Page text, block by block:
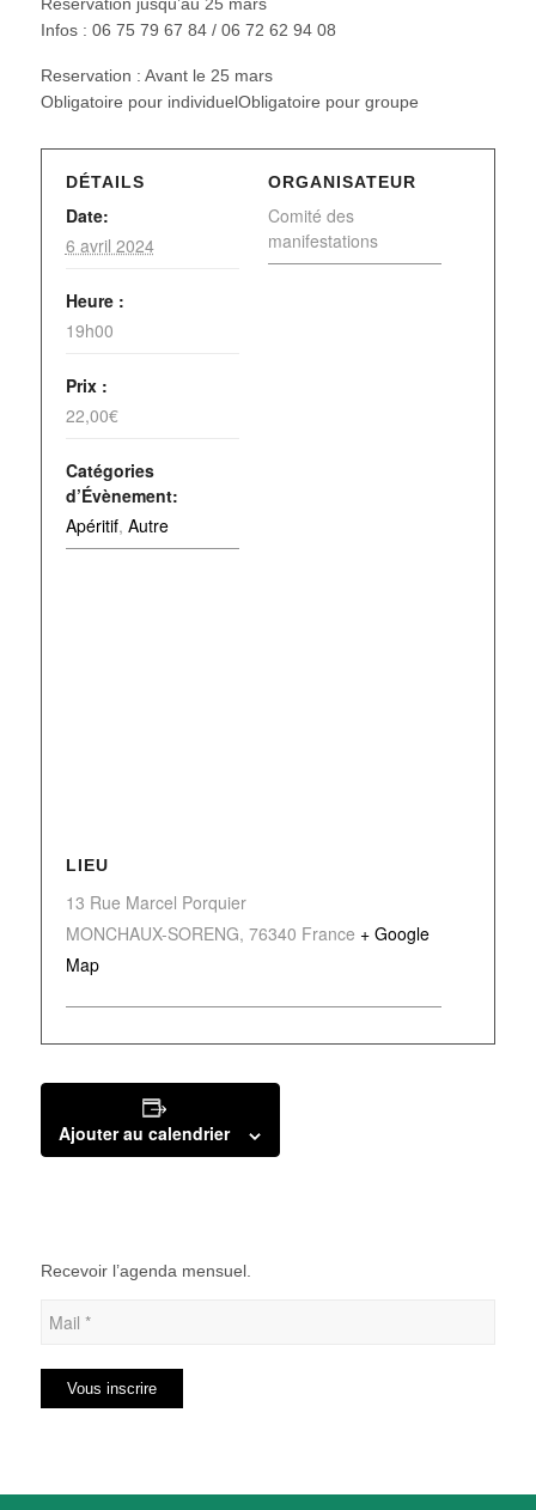
Réservation jusqu’au 25 mars
Infos : 06 75 79 67 84 / 06 72 62 94 08
Reservation : Avant le 25 mars
Obligatoire pour individuelObligatoire pour groupe
DÉTAILS
Date:
6 avril 2024
Heure :
19h00
Prix :
22,00€
Catégories
d’Évènement:
Apéritif, Autre
ORGANISATEUR
Comité des
manifestations
LIEU
13 Rue Marcel Porquier
MONCHAUX-SORENG, 76340 France + Google
Map
Ajouter au calendrier
Recevoir l’agenda mensuel.